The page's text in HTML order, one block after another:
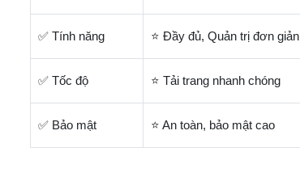
✅ Tính năng ⭐ Đầy đủ, Quản trị đơn giản
✅ Tốc độ ⭐ Tải trang nhanh chóng
✅ Bảo mật ⭐ An toàn, bảo mật cao